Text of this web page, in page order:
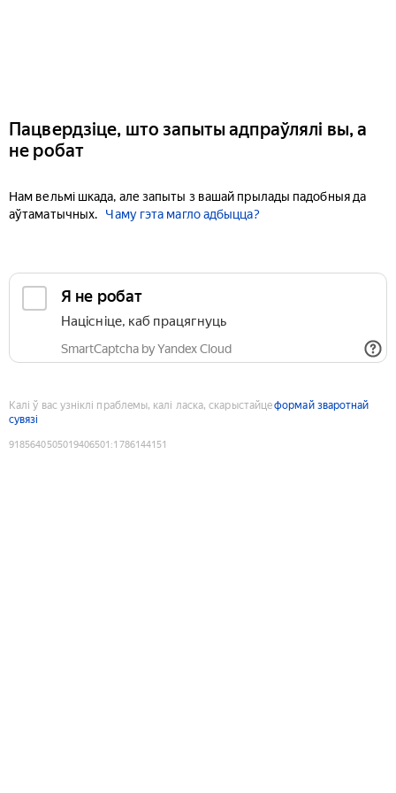
Пацвердзіце, што запыты адпраўлялі вы, а
не робат
Нам вельмі шкада, але запыты з вашай прылады падобныя да
аўтаматычных.
Чаму гэта магло адбыцца?
Я не робат
Націсніце, каб працягнуць
SmartCaptcha by Yandex Cloud
Калі ў вас узніклі праблемы, калі ласка, скарыстайцеформай зваротнай
сувязі
9185640505019406501 :1786144151